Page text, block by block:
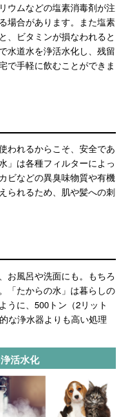
ウムなどの塩素消毒剤が注
場合があります。また塩素
、ビタミンが損なわれると
水道水を浄活水化し、残留
で手軽に飲むことができま
われるからこそ、安全であ
」は各種フィルターによっ
ビなどの異臭味物質や有機
られるため、肌や髪への刺
お風呂や洗面にも。もちろ
「たからの水」は暮らしの
うに、500トン（2リット
な浄水器よりも高い処理
活水化